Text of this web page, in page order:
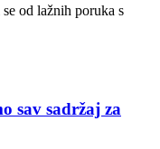
od lažnih poruka s
sav sadržaj za